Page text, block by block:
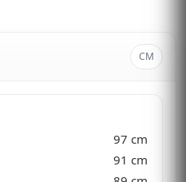
CM
97 cm
91 cm